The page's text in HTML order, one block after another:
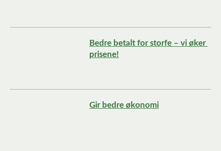
Bedre betalt for storfe – vi øker
prisene!
Gir bedre økonomi